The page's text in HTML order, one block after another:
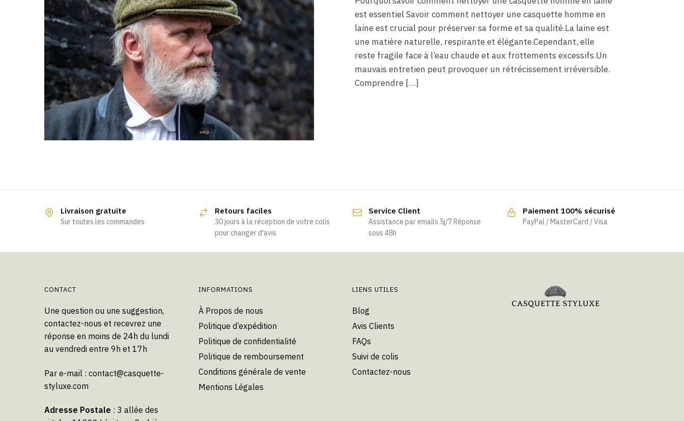
est essentiel Savoir comment nettoyer une casquette homme en
laine est crucial pour préserver sa forme et sa qualité.La laine est
une matière naturelle, respirante et élégante.Cependant, elle
reste fragile face à l’eau chaude et aux frottements excessifs.Un
mauvais entretien peut provoquer un rétrécissement irréversible.
Comprendre […]
Livraison gratuite
Sur toutes les commandes
Retours faciles
30 jours à la réception de votre colis
pour changer d'avis
Service Client
Assistance par emails 5j/7 Réponse
sous 48h
Paiement 100% sécurisé
PayPal / MasterCard / Visa
CONTACT
Une question ou une suggestion,
contactez-nous et recevrez une
réponse en moins de 24h du lundi
au vendredi entre 9h et 17h
Par e-mail : contact@casquette-
styluxe.com
Adresse Postale : 3 allée des
INFORMATIONS
À Propos de nous
Politique d’expédition
Politique de confidentialité
Politique de remboursement
Conditions générale de vente
Mentions Légales
LIENS UTILES
Blog
Avis Clients
FAQs
Suivi de colis
Contactez-nous